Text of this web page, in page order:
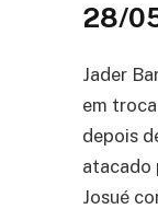
28/
Jader
em
depois
atacado
Josué